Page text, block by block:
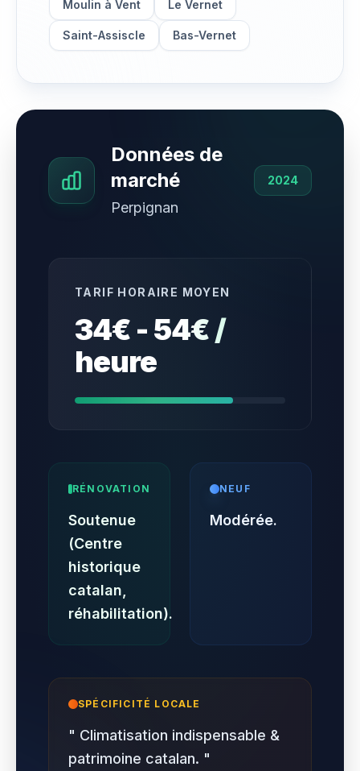
Moulin à Vent Le Vernet
Saint-Assiscle Bas-Vernet
Données de
marché
Perpignan
2024
TARIF HORAIRE MOYEN
34€ - 54€ /
heure
RÉNOVATION
Soutenue
(Centre
historique
catalan,
réhabilitation).
NEUF
Modérée.
SPÉCIFICITÉ LOCALE
" Climatisation indispensable &
patrimoine catalan. "